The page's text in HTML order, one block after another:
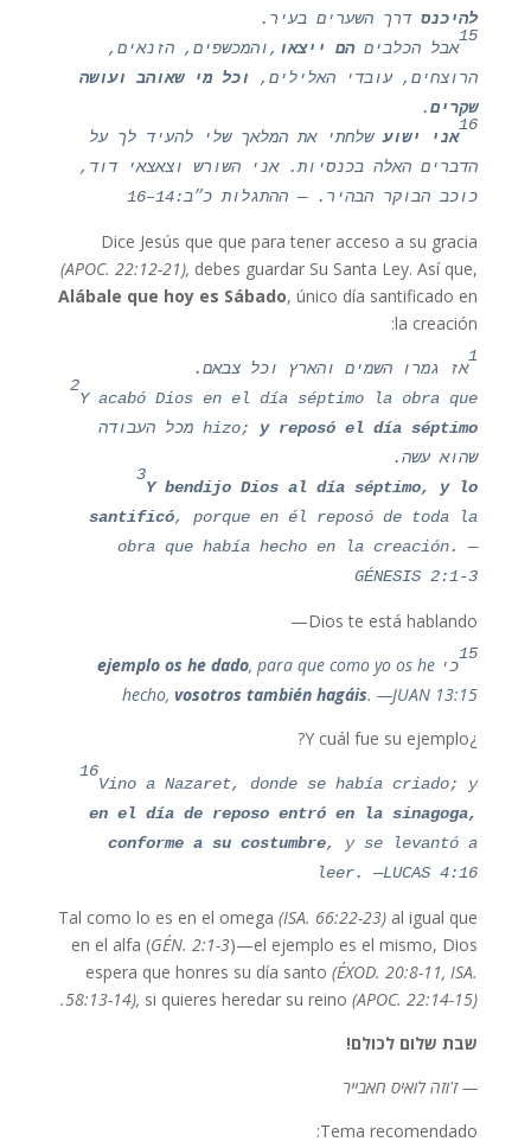
להיכנסדרך השערים בעיר.
15
אבל הכלביםהם ייצאו ,והמכשפים, הזנאים,
הרוצחים, עובדי האלילים,
וכל מי שאוהב ועושה
שקרים.
16
אני ישועשלחתי את המלאך שלי להעיד לך על
הדברים האלה בכנסיות. אני השורש וצאצאי דוד,
כוכב הבוקר הבהיר. — ההתגלות כ״ב:14–16
Dice Jesús que que para tener acceso a su gracia
(APOC. 22:12-21), debes guardar Su Santa Ley. Así que,
Alábale que hoy es Sábado, único día santificado en
la creación:
1
אז גמרו השמים והארץ וכל צבאם.
2
Y acabó Dios en el día séptimo la obra que
hizo; y reposó el día séptimo
מכל העבודה
שהוא עשה.
3
Y bendijo Dios al día séptimo, y lo
santificó, porque en él reposó de toda la
obra que había hecho en la creación.—
GÉNESIS 2:1-3
Dios te está hablando—
15
כי ejemplo os he dado, para que como yo os he
hecho,vosotros también hagáis. —JUAN 13:15
¿Y cuál fue su ejemplo?
16
Vino a Nazaret, donde se había criado; y
en el día de reposo entró en la sinagoga,
conforme a su costumbre, y se levantó a
leer. —LUCAS 4:16
Tal como lo es en el omega (ISA. 66:22-23) al igual que
en el alfa (GÉN. 2:1-3)—el ejemplo es el mismo, Dios
espera que honres su día santo(ÉXOD. 20:8-11, ISA.
58:13-14), si quieres heredar su reino (APOC. 22:14-15).
שבת שלום לכולם!
— ז'וזה לואיס חאבייר
Tema recomendado: